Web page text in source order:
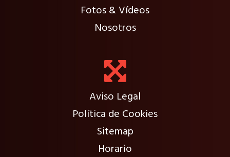
Fotos & Vídeos
Nosotros
Aviso Legal
Política de Cookies
Sitemap
Horario